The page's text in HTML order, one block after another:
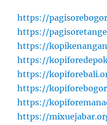
https://
https://
https://
https://
https://
https://
https://
https://